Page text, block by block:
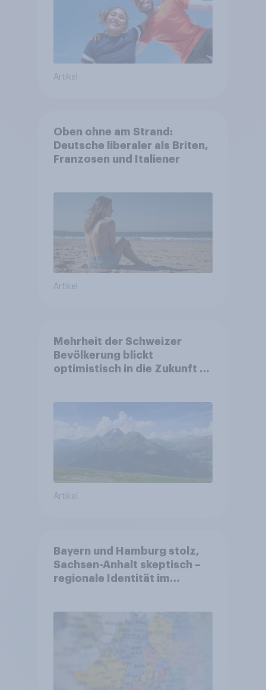
Artikel
Oben ohne am Strand:
Deutsche liberaler als Briten,
Franzosen und Italiener
Artikel
Mehrheit der Schweizer
Bevölkerung blickt
optimistisch in die Zukunft –
Altersvorsorge
Artikel
Bayern und Hamburg stolz,
Sachsen-Anhalt skeptisch –
regionale Identität im